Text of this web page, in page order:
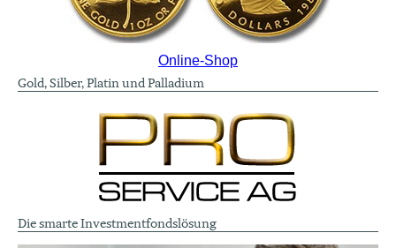
Online-Shop
Gold, Silber, Platin und Palladium
Die smarte Investmentfondslösung